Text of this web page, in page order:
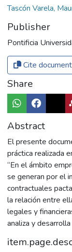
Tascón Varela,
Publisher
Pontificia
Cite document
Share
Abstract
El presente
práctica realizada
“En el ámbito
se generan por el
contractuales
la relación entre
legales y
analiza y